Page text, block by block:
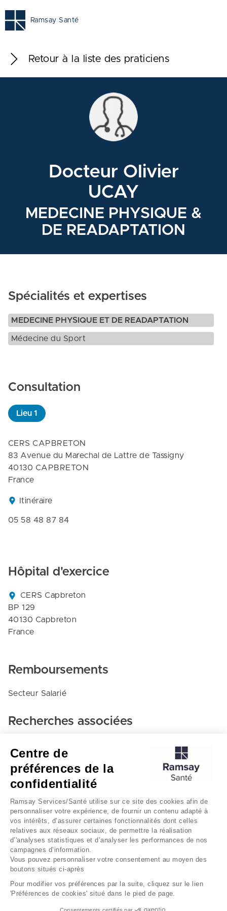
Ramsay Santé
Retour à la liste des praticiens
Docteur Olivier
UCAY
MEDECINE PHYSIQUE &
DE READAPTATION
Spécialités et expertises
MEDECINE PHYSIQUE ET DE READAPTATION
Médecine du Sport
Consultation
Lieu 1
CERS CAPBRETON
83 Avenue du Marechal de Lattre de Tassigny
40130 CAPBRETON
France
Itinéraire
05 58 48 87 84
Hôpital d'exercice
CERS Capbreton
BP 129
40130 Capbreton
France
Remboursements
Secteur Salarié
Recherches associées
Medecine physique et de readaptation - Cers
capbreton
Capbreton
Données personnelles
Centre de
préférences de la
confidentialité
Ramsay Services/Santé utilise sur ce site des cookies afin de
personnaliser votre expérience, de fournir un contenu adapté à
vos intérêts, d’assurer certaines fonctionnalités dont celles
relatives aux réseaux sociaux, de permettre la réalisation
d’'analyses statistiques et d’analyser les performances de nos
campagnes d’information.
Vous pouvez personnaliser votre consentement au moyen des
boutons situés ci-après
Pour modifier vos préférences par la suite, cliquez sur le lien
'Préférences de cookies' situé dans le pied de page.
Consentements certifiés par